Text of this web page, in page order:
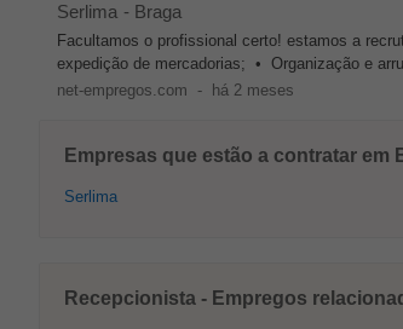
Serlima - Braga
Facultamos o profissional certo! estamos a
expedição de mercadorias; • Organização e
net-empregos.com - há 2 meses
Empresas que estão a contratar em
Serlima
Recepcionista - Empregos